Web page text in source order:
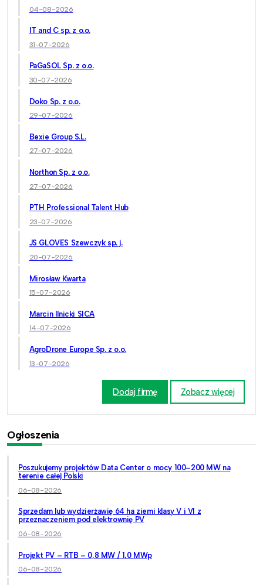
04-08-2026
IT and C sp. z o.o.
31-07-2026
PaGaSOL Sp. z o.o.
30-07-2026
Doko Sp. z o.o.
29-07-2026
Bexie Group S.L.
27-07-2026
Northon Sp. z o.o.
27-07-2026
PTH Professional Talent Hub
23-07-2026
JS GLOVES Szewczyk sp. j.
20-07-2026
Mirosław Kwarta
15-07-2026
Marcin Ilnicki SICA
14-07-2026
AgroDrone Europe Sp. z o.o.
13-07-2026
Dodaj firmę Zobacz więcej
Ogłoszenia
Poszukujemy projektów Data Center o mocy 100–200 MW na
terenie całej Polski
06-08-2026
Sprzedam lub wydzierżawię 64 ha ziemi klasy V i VI z
przeznaczeniem pod elektrownię PV
06-08-2026
Projekt PV – RTB – 0,8 MW / 1,0 MWp
06-08-2026